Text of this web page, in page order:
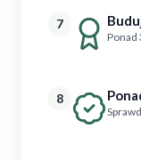
7
Ponad
8